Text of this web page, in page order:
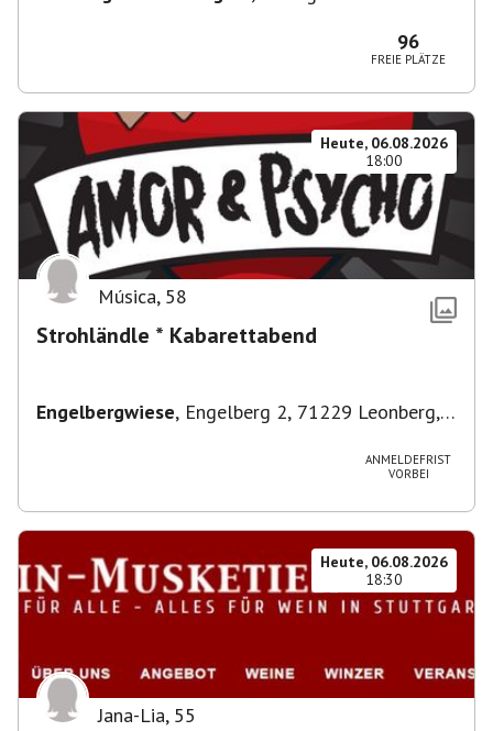
96
FREIE PLÄTZE
Heute, 06.08.2026
18:00
Música, 58
Strohländle * Kabarettabend
Engelbergwiese, Engelberg 2, 71229 Leonberg,
ANMELDEFRIST
VORBEI
Heute, 06.08.2026
18:30
Jana-Lia, 55